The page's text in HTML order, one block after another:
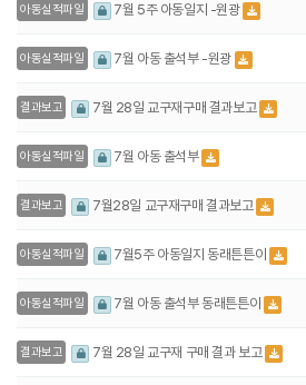
아동실적파일 7월 5주 아동일지 -원광
아동실적파일 7월 아동 출석부 -원광
결과보고 7월 28일 교구재구매 결과보고
아동실적파일 7월 아동 출석부
결과보고 7월28일 교구재구매 결과보고
아동실적파일 7월5주 아동일지 동래튼튼이
아동실적파일 7월 아동 출석부 동래튼튼이
결과보고 7월 28일 교구재 구매 결과 보고